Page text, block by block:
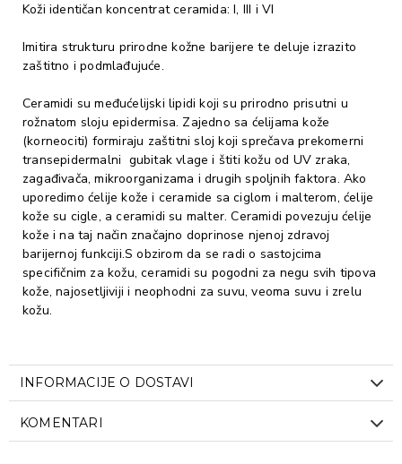
Koži identičan koncentrat ceramida: I, III i VI
Imitira strukturu prirodne kožne barijere te deluje izrazito
zaštitno i podmlađujuće.
Ceramidi su međućelijski lipidi koji su prirodno prisutni u
rožnatom sloju epidermisa. Zajedno sa ćelijama kože
(korneociti) formiraju zaštitni sloj koji sprečava prekomerni
transepidermalni gubitak vlage i štiti kožu od UV zraka,
zagađivača, mikroorganizama i drugih spoljnih faktora. Ako
uporedimo ćelije kože i ceramide sa ciglom i malterom, ćelije
kože su cigle, a ceramidi su malter. Ceramidi povezuju ćelije
kože i na taj način značajno doprinose njenoj zdravoj
barijernoj funkciji.S obzirom da se radi o sastojcima
specifičnim za kožu, ceramidi su pogodni za negu svih tipova
kože, najosetljiviji i neophodni za suvu, veoma suvu i zrelu
kožu.
INFORMACIJE O DOSTAVI
KOMENTARI